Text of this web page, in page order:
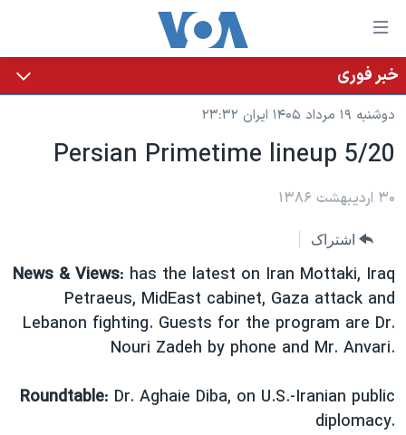
لینکهای
قابل
دسترسی
جهش
محتوای
جهش
اصلی
جهش
به
جستجو
خانه
نسخه سبک وب‌سایت
موضوع ها
ایران
ورزشی
گزیده‌ها
ویدیوها
فرهنگ و زندگی
برنامه های تلویزیونی
جدول برنامه ها
جام جهانی ۲۰۲۶
عملیات خشم حماسی
بایگانی برنامه‌های تلویزیونی
مستندها
فرکانس‌های صدای آمریکا
پخش رادیویی
دنبال کنید
خبر فوری
دوشنبه ۱۹ مرداد ۱۴۰۵ ایران ۲۳:۳۲
Persian Primetime lineup 5/20
۳۰ اردیبهشت ۱۳۸۶
اشتراک
News & Views: has the latest on Iran Mottaki, Iraq
Petraeus, MidEast cabinet, Gaza attack and
Lebanon fighting. Guests for the program are Dr.
Nouri Zadeh by phone and Mr. Anvari.
Roundtable: Dr. Aghaie Diba, on U.S.-Iranian public
diplomacy.